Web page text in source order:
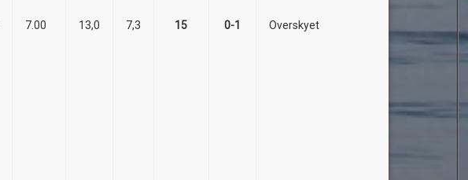
7.00 13,0 7,3 15 0-1 Overskyet